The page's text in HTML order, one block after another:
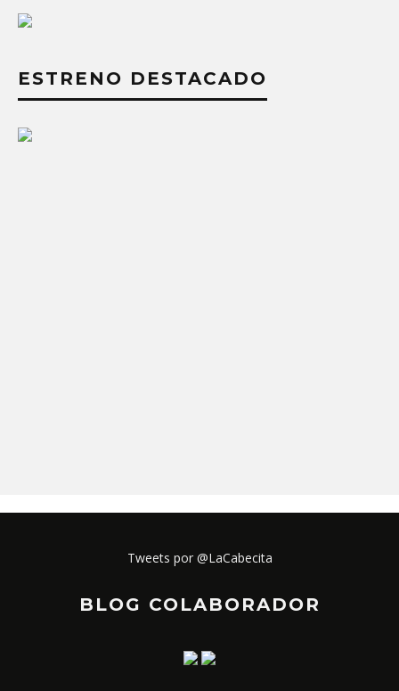
ESTRENO DESTACADO
Tweets por @LaCabecita
BLOG COLABORADOR